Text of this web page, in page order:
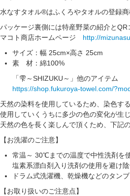
水なすタオル®はふくろやタオルの登録商
パッケージ裏側には特産野菜の紹介と
マコト商店ホームページ http://
サイズ：幅 25cm×高さ 25cm
素 材：綿100%
「雫～SHIZUKU～」他のアイテム
https://shop.fukuroya-towel.com/
天然の染料を使用しているため、染色す
使用していくうちに多少の色の変化が生
天然の色を長く楽しんで頂くため、下記
【お洗濯のご注意】
常温～ 30℃までの温度で中性洗剤を
塩素系漂白剤入り洗剤の使用を避け
ドラム式洗濯機、乾燥機などのタン
【お取り扱いのご注意点】